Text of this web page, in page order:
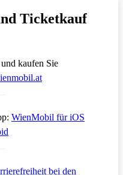
Ticketkauf
kaufen Sie
Öffnet in einem
WienMobil für iOS
bei den